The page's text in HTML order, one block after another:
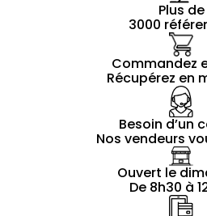
Plus de
3000
Commandez
Récupérez en
Besoin d’un
Nos vendeurs
Ouvert le
De 8h30 à